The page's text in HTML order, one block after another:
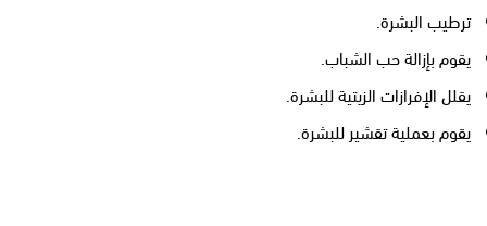
ترطيب البشرة.
يقوم بإزالة حب الشباب.
يقلل الإفرازات الزيتية للبشرة.
يقوم بعملية تقشير للبشرة.